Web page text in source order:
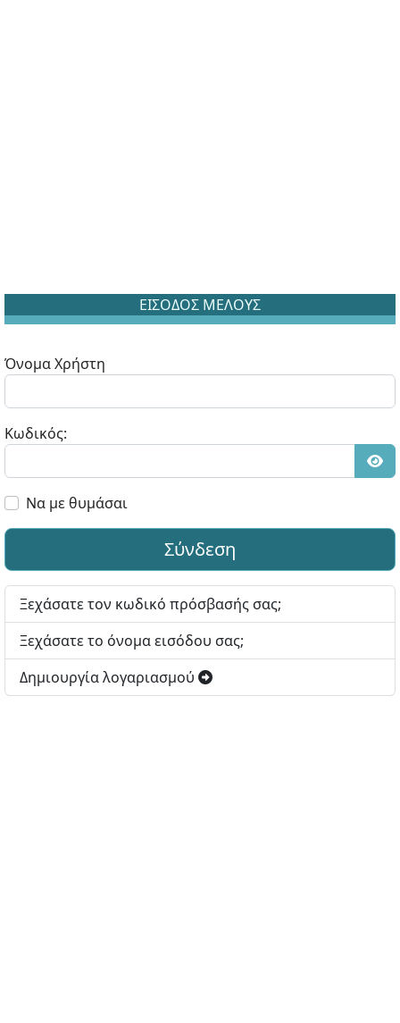
ΕΙΣΟΔΟΣ ΜΕΛΟΥΣ
Όνομα Χρήστη
Κωδικός:
Να με θυμάσαι
Σύνδεση
Ξεχάσατε τον κωδικό πρόσβασής σας;
Ξεχάσατε το όνομα εισόδου σας;
Δημιουργία λογαριασμού